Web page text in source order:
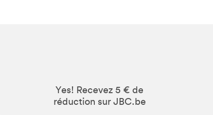
Yes! Recevez 5 € de
réduction sur JBC.be